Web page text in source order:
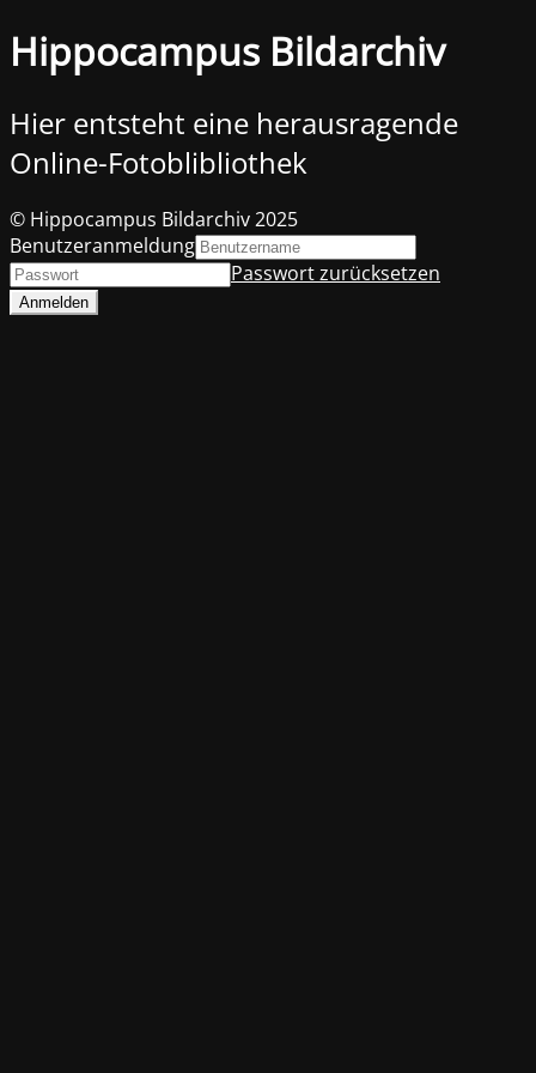
Hippocampus Bildarchiv
Hier entsteht eine herausragende
Online-Fotoblibliothek
© Hippocampus Bildarchiv 2025
Benutzeranmeldung
Passwort zurücksetzen